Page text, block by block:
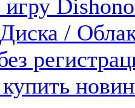
игру
/
купить